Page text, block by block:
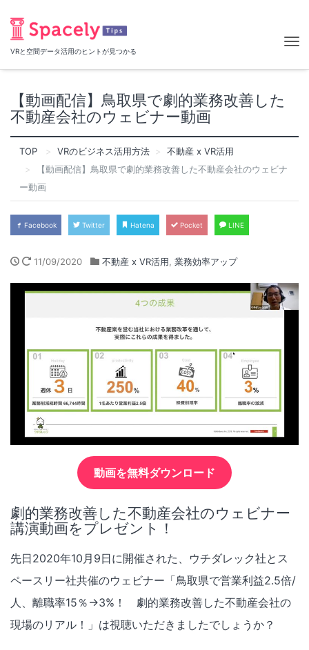
VRと空間データ活用のヒントが見つかる
【動画配信】鳥取県で劇的業務改善した
不動産会社のウェビナー動画
TOP VRのビジネス活用方法
不動産 x VR活用
【動画配信】鳥取県で劇的業務改善した不動産会社のウェビナ
ー動画
Facebook Twitter Hatena Pocket LINE
11/09/2020 不動産 x VR活用 業務効率アップ
動画を無料ダウンロード
劇的業務改善した不動産会社のウェビナー
講演動画をプレゼント！
先日2020年10月9日に開催された、ウチダレック社とス
ペースリー社共催のウェビナー「鳥取県で営業利益2.5倍/
人、離職率15％→3%！ 劇的業務改善した不動産会社の
現場のリアル！」は視聴いただきましたでしょうか？